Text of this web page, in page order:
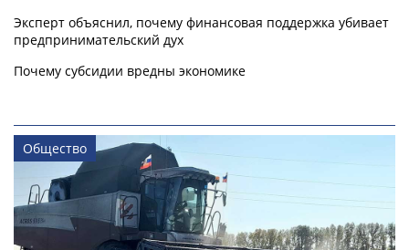
Эксперт объяснил, почему финансовая поддержка убивает
предпринимательский дух
Почему субсидии вредны экономике
Общество